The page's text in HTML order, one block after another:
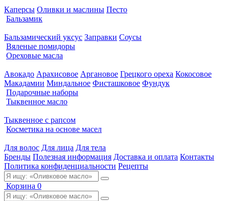
Каперсы Оливки и маслины Песто
Бальзамик
Бальзамический уксус Заправки Соусы
Вяленые помидоры
Ореховые масла
Авокадо Арахисовое Аргановое Грецкого ореха Кокосовое
Макадамии Миндальное Фисташковое Фундук
Подарочные наборы
Тыквенное масло
Тыквенное с рапсом
Косметика на основе масел
Для волос Для лица Для тела
Бренды Полезная информация Доставка и оплата Контакты
Политика конфиденциальности Рецепты
Корзина 0